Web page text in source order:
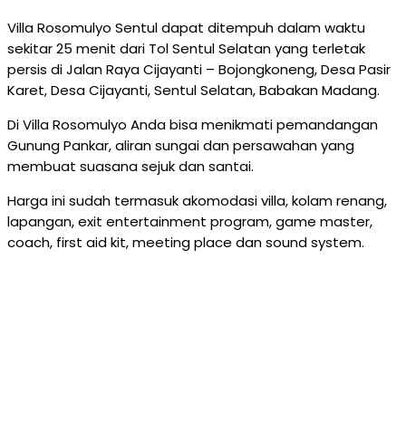
Villa Rosomulyo Sentul dapat ditempuh dalam waktu
sekitar 25 menit dari Tol Sentul Selatan yang terletak
persis di Jalan Raya Cijayanti – Bojongkoneng, Desa Pasir
Karet, Desa Cijayanti, Sentul Selatan, Babakan Madang.
Di Villa Rosomulyo Anda bisa menikmati pemandangan
Gunung Pankar, aliran sungai dan persawahan yang
membuat suasana sejuk dan santai.
Harga ini sudah termasuk akomodasi villa, kolam renang,
lapangan, exit entertainment program, game master,
coach, first aid kit, meeting place dan sound system.